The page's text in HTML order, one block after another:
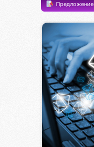
Предложение